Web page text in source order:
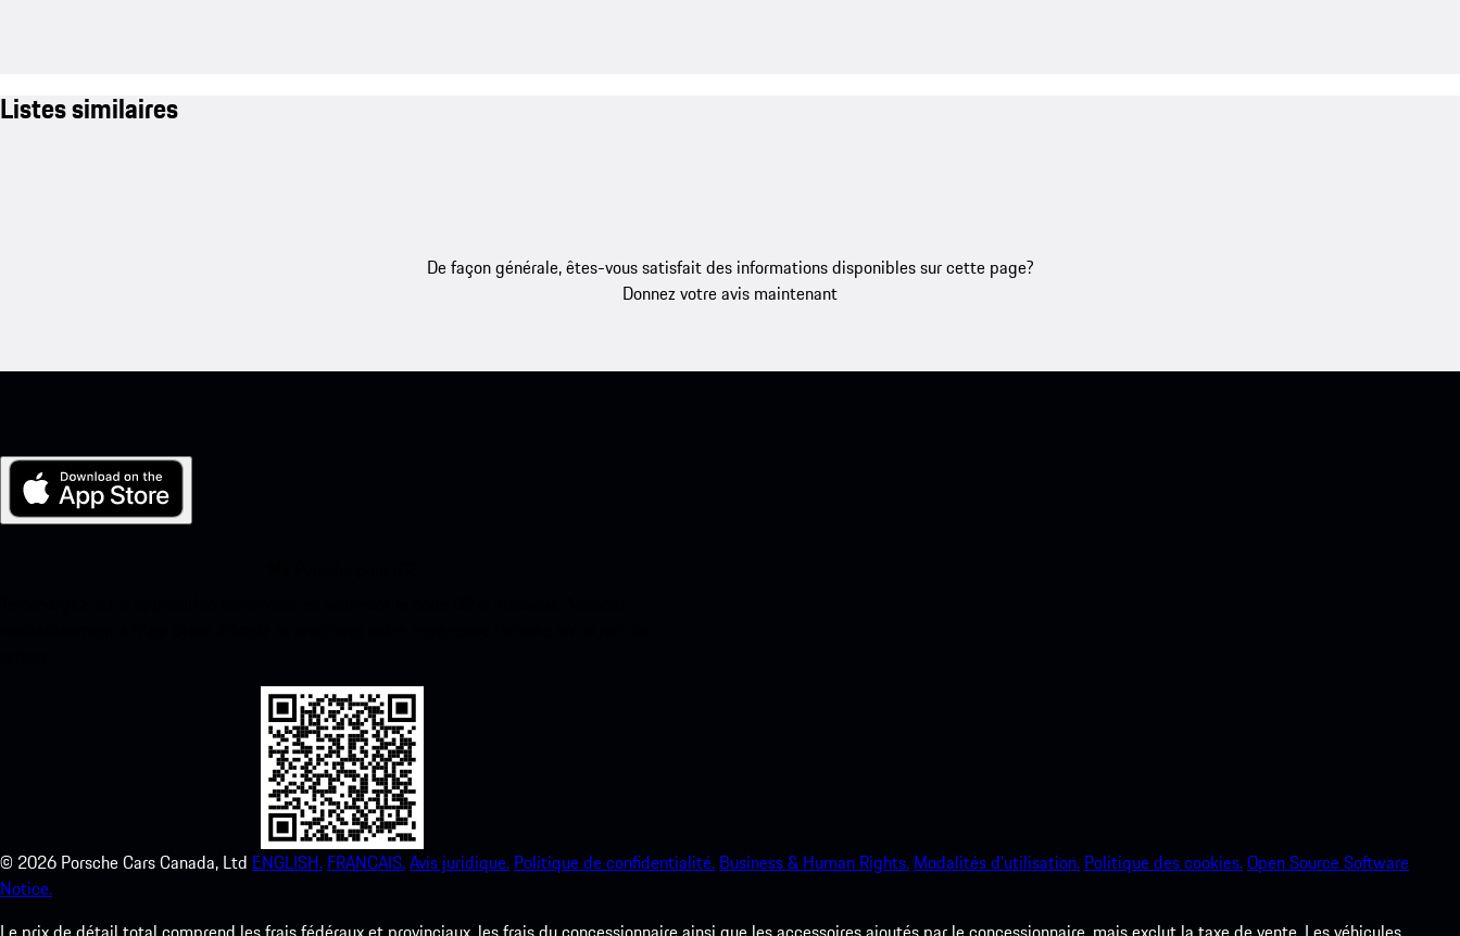
Listes similaires
De façon générale, êtes-vous satisfait des informations disponibles sur cette page?
Donnez votre avis maintenant
© 2026 Porsche Cars Canada, Ltd ENGLISH. FRANCAIS.Avis juridique. Politique de confidentialité. Business & Human Rights. Modalités d’utilisation. Politique des cookies.Open Source Software
Notice.